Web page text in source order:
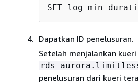
SET
Dapatkan ID penelusuran.
Setelah menjalankan
penelusuran dari kueri